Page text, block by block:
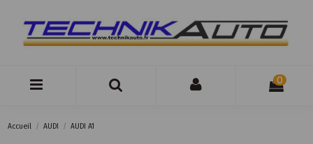
0
Accueil AUDI AUDI A1